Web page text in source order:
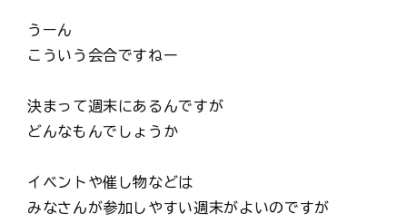
うーん
こういう会合ですねー
決まって週末にあるんですが
どんなもんでしょうか
イベントや催し物などは
みなさんが参加しやすい週末がよいのですが